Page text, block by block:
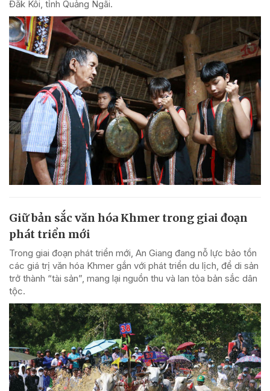
Đăk Kôi, tỉnh Quảng Ngãi.
Giữ bản sắc văn hóa Khmer trong giai đoạn
phát triển mới
Trong giai đoạn phát triển mới, An Giang đang nỗ lực bảo tồn
các giá trị văn hóa Khmer gắn với phát triển du lịch, để di sản
trở thành “tài sản”, mang lại nguồn thu và lan tỏa bản sắc dân
tộc.